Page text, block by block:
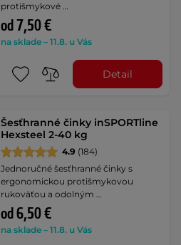
protišmykové …
od 7,50 €
na sklade – 11.8. u Vás
Detail
Šesťhranné činky inSPORTline
Hexsteel 2-40 kg
4.9 (184)
Jednoručné šesťhranné činky s
ergonomickou protišmykovou
rukoväťou a odolným …
od 6,50 €
na sklade – 11.8. u Vás